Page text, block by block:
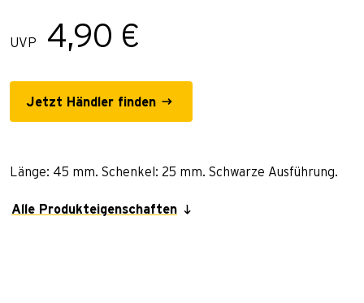
UVP 4,90 €
Jetzt Händler finden
Länge: 45 mm. Schenkel: 25 mm. Schwarze Ausführung.
Alle Produkteigenschaften